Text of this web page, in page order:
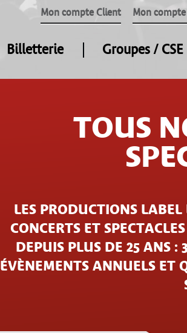
Mon compte Client Mon compte
Billetterie Groupes / CSE
TOUS
LES PRODUCTIONS
CONCERTS ET
DEPUIS PLUS DE 25 ANS :
ÉVÈNEMENTS ANNUELS ET